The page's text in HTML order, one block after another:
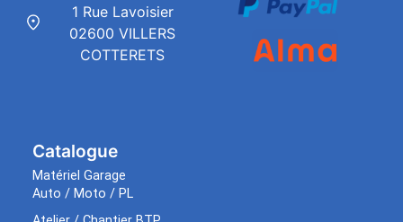
Catalogue
Matériel Garage
Auto / Moto / PL
1 Rue Lavoisier
02600 VILLERS
COTTERETS